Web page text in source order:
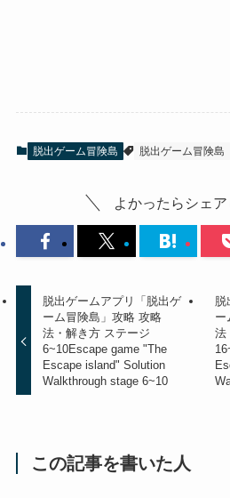
脱出ゲーム冒険島 脱出ゲーム冒険島
よかったらシェア
脱出ゲームアプリ「脱出ゲ
ーム冒険島」攻略 攻略
法・解き方 ステージ
6~10Escape game "The
Escape island" Solution
Walkthrough stage 6~10
脱
ー
法
この記事を書いた人